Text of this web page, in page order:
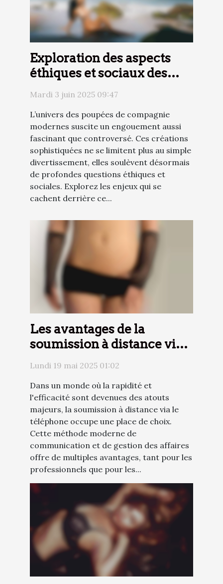
Exploration des aspects
éthiques et sociaux des
poupées de compagnie
modernes
Mardi 3 juin 2025 09:47
L’univers des poupées de compagnie
modernes suscite un engouement aussi
fascinant que controversé. Ces créations
sophistiquées ne se limitent plus au simple
divertissement, elles soulèvent désormais
de profondes questions éthiques et
sociales. Explorez les enjeux qui se
cachent derrière ce...
Les avantages de la
soumission à distance via
le téléphone
Lundi 19 mai 2025 01:02
Dans un monde où la rapidité et
l'efficacité sont devenues des atouts
majeurs, la soumission à distance via le
téléphone occupe une place de choix.
Cette méthode moderne de
communication et de gestion des affaires
offre de multiples avantages, tant pour les
professionnels que pour les...